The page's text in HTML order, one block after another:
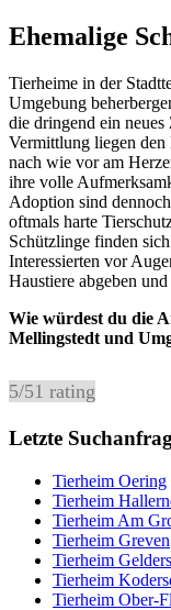
Ehemalige
Tierheime in der
Umgebung
die dringend ein
Vermittlung liegen
nach wie vor am
ihre volle
Adoption sind
oftmals harte
Schützlinge finden
Interessierten vor
Haustiere abgeben
Wie würdest du die
Mellingstedt und
5/51 rating
Letzte
Tierheim Oering
Tierheim
Tierheim Am
Tierheim Greven
Tierheim
Tierheim
Tierheim Ober-